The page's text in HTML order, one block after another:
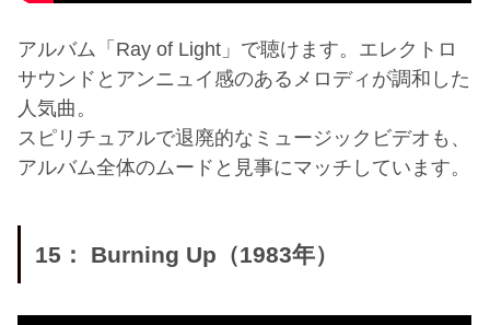
アルバム「Ray of Light」で聴けます。エレクトロ
サウンドとアンニュイ感のあるメロディが調和した
人気曲。
スピリチュアルで退廃的なミュージックビデオも、
アルバム全体のムードと見事にマッチしています。
15： Burning Up（1983年）